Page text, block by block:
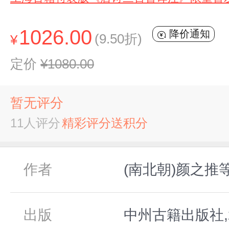
¥ 1026.00 (9.50折) 降价通知
定价 ¥1080.00
暂无评分
11人评分精彩评分送积分
作者 (南北朝)颜之推
出版 中州古籍出版社